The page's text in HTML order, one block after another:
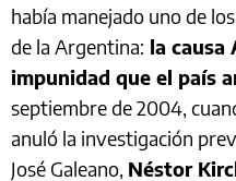
había manejado uno de
de la Argentina: la causa
impunidad que el país
septiembre de 2004,
anuló la investigación
José Galeano, Néstor